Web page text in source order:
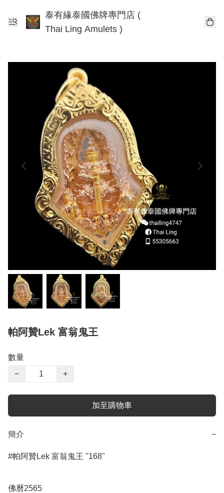
泰有緣泰國佛牌專門店 (
Thai Ling Amulets )
帕阿贊Lek 富翁鬼王
數量
−
+
加至購物車
簡介 −
#帕阿贊Lek 富翁鬼王 "168"
佛曆2565